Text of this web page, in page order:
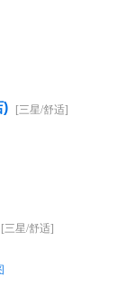
)
[三星/舒适]
[三星/舒适]